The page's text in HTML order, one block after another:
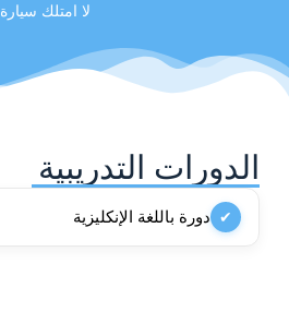
لا امتلك سيارة
الدورات التدريبية
✔ دورة باللغة الإنكليزية